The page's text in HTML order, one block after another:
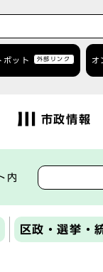
ボット 外部リンク オ
市政情報
内
区政・選挙・